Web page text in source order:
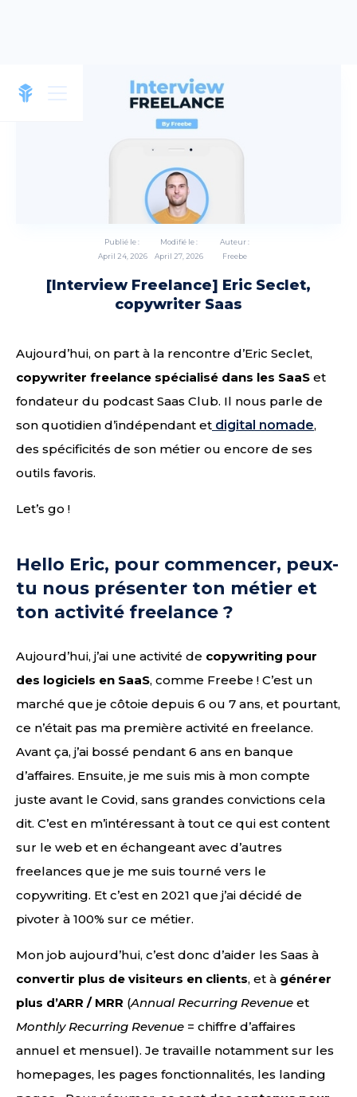
Publié le :
April 24, 2026
Modifié le :
April 27, 2026
Auteur :
Freebe
[Interview Freelance] Eric Seclet,
copywriter Saas
Aujourd’hui, on part à la rencontre d’Eric Seclet,
copywriter freelance spécialisé dans les SaaS et
fondateur du podcast Saas Club. Il nous parle de
son quotidien d’indépendant et digital nomade,
des spécificités de son métier ou encore de ses
outils favoris.
Let’s go !
Hello Eric, pour commencer, peux-
tu nous présenter ton métier et
ton activité freelance ?
Aujourd’hui, j’ai une activité de copywriting pour
des logiciels en SaaS, comme Freebe ! C’est un
marché que je côtoie depuis 6 ou 7 ans, et pourtant,
ce n’était pas ma première activité en freelance.
Avant ça, j’ai bossé pendant 6 ans en banque
d’affaires. Ensuite, je me suis mis à mon compte
juste avant le Covid, sans grandes convictions cela
dit. C’est en m’intéressant à tout ce qui est content
sur le web et en échangeant avec d’autres
freelances que je me suis tourné vers le
copywriting. Et c’est en 2021 que j’ai décidé de
pivoter à 100% sur ce métier.
Mon job aujourd’hui, c’est donc d’aider les Saas à
convertir plus de visiteurs en clients, et à générer
plus d’ARR / MRR (Annual Recurring Revenue et
Monthly Recurring Revenue = chiffre d’affaires
annuel et mensuel). Je travaille notamment sur les
homepages, les pages fonctionnalités, les landing